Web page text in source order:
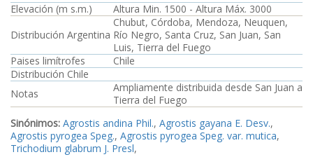
Elevación (m s.m.)
Altura Min. 1500 - Altura Máx. 3000
Distribución Argentina
Chubut, Córdoba, Mendoza, Neuquen,
Río Negro, Santa Cruz, San Juan, San
Luis, Tierra del Fuego
Paises limítrofes
Chile
Distribución Chile
Notas
Ampliamente distribuida desde San Juan a
Tierra del Fuego
Sinónimos: Agrostis andina Phil., Agrostis gayana E. Desv.,
Agrostis pyrogea Speg., Agrostis pyrogea Speg. var. mutica,
Trichodium glabrum J. Presl,